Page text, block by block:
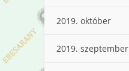
2019. október
2019. szeptember